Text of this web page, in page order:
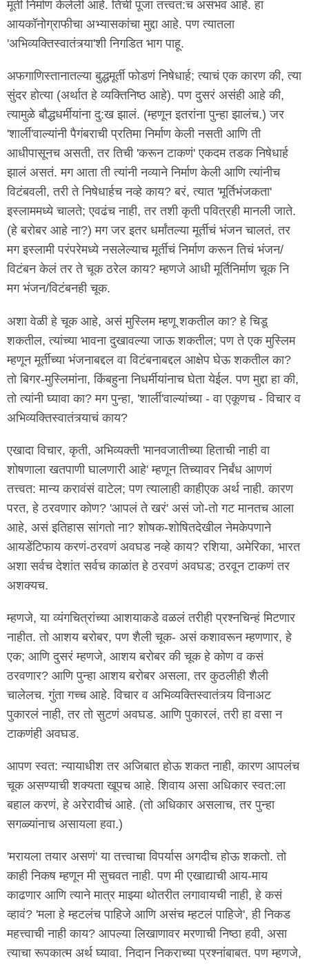
मूर्ती निर्माण केलेली आहे. तिची पूजा तत्त्वत:च असंभव आहे. हा
आयकॉनोग्राफीचा अभ्यासकांचा मुद्दा आहे. पण त्यातला
'अभिव्यक्तिस्वातंत्र्या'शी निगडित भाग पाहू.
अफगाणिस्तानातल्या बुद्धमूर्ती फोडणं निषेधार्ह; त्याचं एक कारण की, त्या
सुंदर होत्या (अर्थात हे व्यक्तिनिष्ठ आहे). पण दुसरं असंही आहे की,
त्यामुळे बौद्धधर्मीयांना दु:ख झालं. (म्हणून इतरांना पुन्हा झालंच.) जर
'शार्ली'वाल्यांनी पैगंबराची प्रतिमा निर्माण केली नसती आणि ती
आधीपासूनच असती, तर तिची 'करून टाकणं' एकदम तडक निषेधार्ह
झालं असतं. मग आता ती त्यांनी नव्याने निर्माण केली आणि त्यांनीच
विटंबवली, तरी ते निषेधार्हच नव्हे काय? बरं, त्यात 'मूर्तिभंजकता'
इस्लाममध्ये चालते; एवढंच नाही, तर तशी कृती पवित्रही मानली जाते.
(हे बरोबर आहे ना?) मग जर इतर धर्मांतल्या मूर्तीचं भंजन चालतं, तर
मग इस्लामी परंपरेमध्ये नसलेल्याच मूर्तीचं निर्माण करून तिचं भंजन/
विटंबन केलं तर ते चूक ठरेल काय? म्हणजे आधी मूर्तिनिर्माण चूक नि
मग भंजन/विटंबनही चूक.
अशा वेळी हे चूक आहे, असं मुस्लिम म्हणू शकतील का? हे चिडू
शकतील, त्यांच्या भावना दुखावल्या जाऊ शकतील; पण ते एक मुस्लिम
म्हणून मूर्तीच्या भंजनाबद्दल वा विटंबनाबद्दल आक्षेप घेऊ शकतील का?
तो बिगर-मुस्लिमांना, किंबहुना निधर्मीयांनाच घेता येईल. पण मुद्दा हा की,
तो त्यांनी घ्यावा का? मग पुन्हा, 'शार्ली'वाल्यांच्या - वा एकूणच - विचार व
अभिव्यक्तिस्वातंत्र्याचं काय?
एखादा विचार, कृती, अभिव्यक्ती 'मानवजातीच्या हिताची नाही वा
शोषणाला खतपाणी घालणारी आहे' म्हणून तिच्यावर निर्बंध आणणं
तत्त्वत: मान्य करावंसं वाटेल; पण त्यालाही काहीएक अर्थ नाही. कारण
परत, हे ठरवणार कोण? 'आपलं ते खरं' असं जो-तो गट मानतच आला
आहे, असं इतिहास सांगतो ना? शोषक-शोषितदेखील नेमकेपणाने
आयडेंटिफाय करणं-ठरवणं अवघड नव्हे काय? रशिया, अमेरिका, भारत
अशा सर्वच देशांत सर्वच काळांत हे ठरवणं अवघड; ठरवून टाकणं तर
अशक्यच.
म्हणजे, या व्यंगचित्रांच्या आशयाकडे वळलं तरीही प्रश्नचिन्हं मिटणार
नाहीत. तो आशय बरोबर, पण शैली चूक- असं कशावरून म्हणणार, हे
एक; आणि दुसरं म्हणजे, आशय बरोबर की चूक हे कोण व कसं
ठरवणार? आणि पुन्हा आशय बरोबर असला, तर कुठलीही शैली
चालेलच. गुंता गच्च आहे. विचार व अभिव्यक्तिस्वातंत्र्य विनाअट
पुकारलं नाही, तर तो सुटणं अवघड. आणि पुकारलं, तरी हा वसा न
टाकणंही अवघड.
आपण स्वत: न्यायाधीश तर अजिबात होऊ शकत नाही, कारण आपलंच
चूक असण्याची शक्यता खूपच आहे. शिवाय असा अधिकार स्वत:ला
बहाल करणं, हे अरेरावीचं आहे. (तो अधिकार असलाच, तर पुन्हा
सगळ्यांनाच असायला हवा.)
'मरायला तयार असणं' या तत्त्वाचा विपर्यास अगदीच होऊ शकतो. तो
काही निकष म्हणून मी सुचवत नाही. पण मी एखाद्याची आय-माय
काढणार आणि त्याने मात्र माझ्या थोतरीत लगावायची नाही, हे कसं
व्हावं? 'मला हे म्हटलंच पाहिजे आणि असंच म्हटलं पाहिजे', ही निकड
महत्त्वाची नाही काय? आपल्या लिखाणावर मरणाची निष्ठा हवी, असा
त्याचा रूपकात्म अर्थ घ्यावा. निदान निकराच्या प्रश्नांबाबत. पण म्हणजे,